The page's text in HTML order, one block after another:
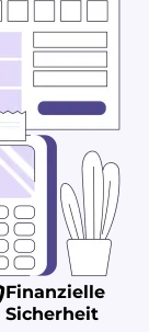
Finanzielle
Sicherheit